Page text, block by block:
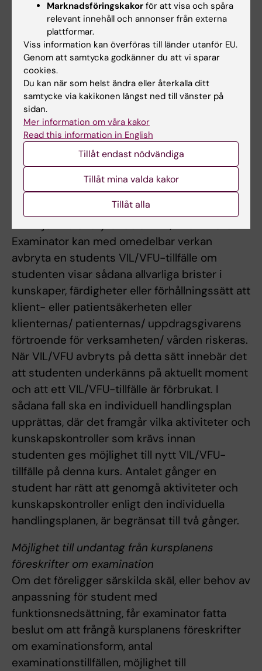
examinators anvisningar kan inte
studieresultaten slutrapporteras. Frånvaro
från eller ej fullgörande av ett obligatoriskt
utbildningsinslag kan innebära att studenten
inte kan ta igen tillfället förrän nästa gång
kursen ges.
Begränsning av antalet praktiktillfällen
Antalet gånger en student har rätt att delta i
VIL och examineras på densamma är inte
begränsat. Möjligheten att delta är dock
begränsad och erbjuds endast i mån av plats
vid kommande kurstillfällen.
Riktlinjer vid avbrytande av VIL/VFU-tillfälle
Examinator kan med omedelbar verkan
avbryta en students VIL/VFU-tillfälle om
studenten visar sådana allvarliga brister i
kunskaper, färdigheter eller förhållningssätt att
klient- eller patientsäkerheten eller
klienternas/ patienternas/ uppdragsgivarens
förtroende för verksamheten/ vården riskeras.
När VIL/VFU avbryts på detta sätt innebär det
att studenten underkänns på aktuellt moment
och att ett VIL/VFU-tillfälle är förbrukat. I
sådana fall ska en individuell handlingsplan
upprättas, där det framgår vilka aktiviteter och
kunskapskontroller som krävs innan
studenten ges möjlighet till nytt VIL/VFU-
tillfälle på denna kurs. Antalet gånger en
student har rätt att genomgå aktiviteter och
kunskapskontroller enligt den individuella
handlingsplanen, är begränsat till två gånger.
Möjlighet till undantag från kursplanens
föreskrifter om examination
Om det föreligger särskilda skäl, eller behov av
anpassning för student med
funktionsnedsättning, får examinator fatta
beslut om att frångå kursplanens föreskrifter
om examinationsform, antal
examinationstillfällen, möjlighet till
Marknadsföringskakor för att visa och spåra
relevant innehåll och annonser från externa
plattformar.
Viss information kan överföras till länder utanför EU.
Genom att samtycka godkänner du att vi sparar
cookies.
Du kan när som helst ändra eller återkalla ditt
samtycke via kakikonen längst ned till vänster på
sidan.
Mer information om våra kakor
Read this information in English
Tillåt endast nödvändiga
Tillåt mina valda kakor
Tillåt alla